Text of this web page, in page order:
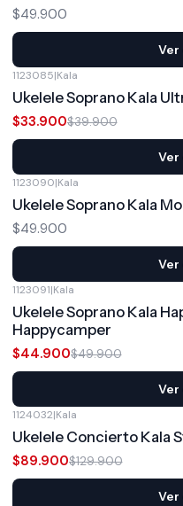
$49.900
Ver
1123085|Kala
Ukelele Soprano Kala
$33.900$39.900
Ver
1123090|Kala
Ukelele Soprano Kala
$49.900
Ver
1123091|Kala
Ukelele Soprano Kala
Happycamper
$44.900$49.900
Ver
1124032|Kala
Ukelele Concierto Kala
$89.900$129.900
Ver